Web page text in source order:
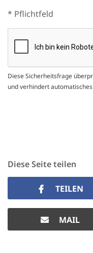
Pflichtfeld
* Pflichtfeld
Diese Sicherheitsfrage
und verhindert
Diese Seite teilen
TEILEN
MAIL